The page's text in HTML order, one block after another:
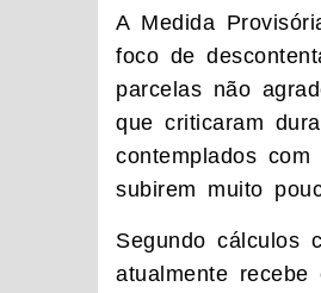
A Medida
foco de
parcelas não
que criticaram
contemplados
subirem muito
Segundo cálculos
atualmente